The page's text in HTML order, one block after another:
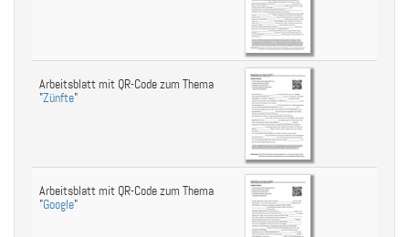
Arbeitsblatt mit QR-Code zum Thema
"Zünfte"
Arbeitsblatt mit QR-Code zum Thema
"Google"